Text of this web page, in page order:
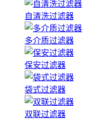
自清洗过滤器
多介质过滤器
保安过滤器
袋式过滤器
双联过滤器